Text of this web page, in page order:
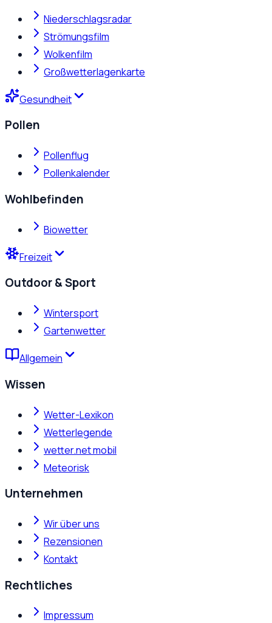
Niederschlagsradar
Strömungsfilm
Wolkenfilm
Großwetterlagenkarte
Gesundheit
Pollen
Pollenflug
Pollenkalender
Wohlbefinden
Biowetter
Freizeit
Outdoor & Sport
Wintersport
Gartenwetter
Allgemein
Wissen
Wetter-Lexikon
Wetterlegende
wetter.net mobil
Meteorisk
Unternehmen
Wir über uns
Rezensionen
Kontakt
Rechtliches
Impressum